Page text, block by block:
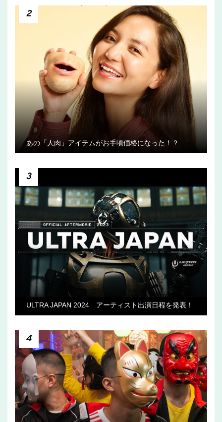
2
あの「人肉」アイテムがお手頃価格になった！？
3
ULTRA JAPAN 2024 アーティスト出演日程を発表！
4